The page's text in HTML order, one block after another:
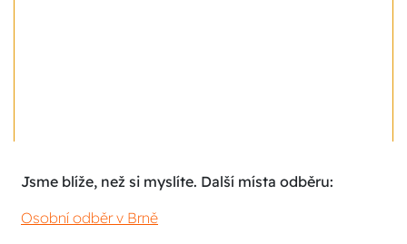
Jsme blíže, než si myslíte. Další místa odběru:
Osobní odběr v Brně